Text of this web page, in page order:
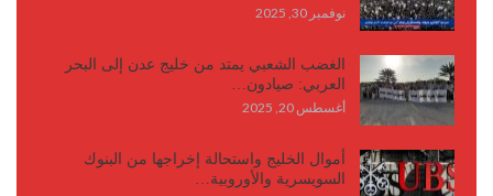
نوفمبر 30, 2025
الغضب الشعبي يمتد من خليج عدن إلى البحر
العربي: صيادون…
أغسطس 20, 2025
أموال الخليج واستحالة إخراجها من البنوك
السويسرية والأوروبية…